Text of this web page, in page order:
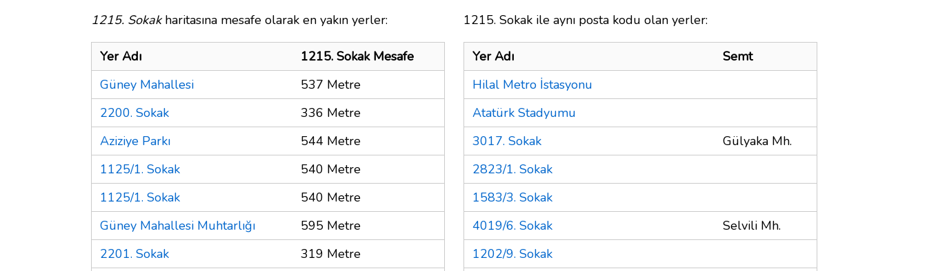
1215. Sokakharitasına mesafe olarak en yakın yerler:
Yer Adı
1215. Sokak Mesafe
Güney Mahallesi
537 Metre
2200. Sokak
336 Metre
Aziziye Parkı
544 Metre
1125/1. Sokak
540 Metre
1125/1. Sokak
540 Metre
Güney Mahallesi Muhtarlığı
595 Metre
2201. Sokak
319 Metre
1215. Sokak ile aynı posta kodu olan yerler:
Yer Adı
Semt
Hilal Metro İstasyonu
Atatürk Stadyumu
3017. Sokak
Gülyaka Mh.
2823/1. Sokak
1583/3. Sokak
4019/6. Sokak
Selvili Mh.
1202/9. Sokak